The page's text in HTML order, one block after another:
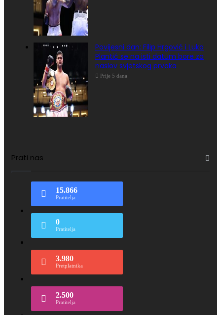
Povijesni dan: Filip Hrgović i Luka
Plantić se na isti datum bore za
naslov svjetskog prvaka
Prije 5 dana
Prati nas
15.866
Pratitelja
0
Pratitelja
3.980
Pretplatnika
2.500
Pratitelja